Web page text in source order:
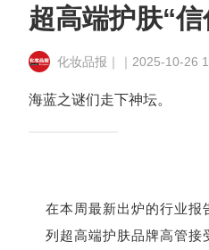
超高端护肤“信
化妆品报｜｜2025-10-26
海蓝之谜们走下神坛。
在本周最新出炉的行业
列超高端护肤品牌高管接